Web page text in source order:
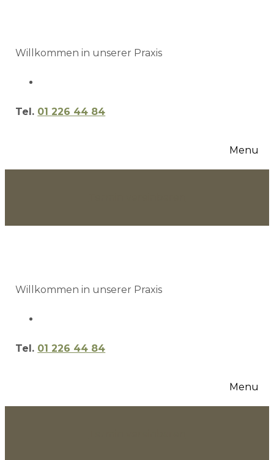
Willkommen in unserer Praxis
Tel. 01 226 44 84
Menu
Willkommen in unserer Praxis
Tel. 01 226 44 84
Menu